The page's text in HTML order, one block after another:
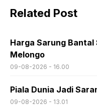
Related Post
Harga Sarung
Melongo
09-08-2026 - 16.00
Piala Dunia Jadi
09-08-2026 - 13.01